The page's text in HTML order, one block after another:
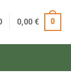
0,00€ 0